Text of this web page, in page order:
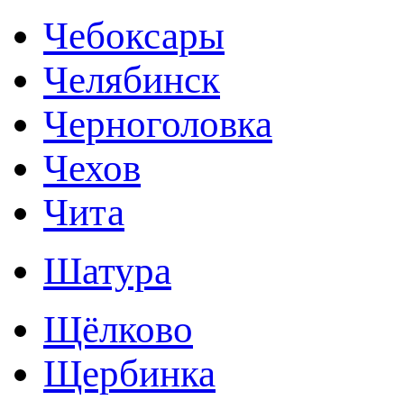
Чебоксары
Челябинск
Черноголовка
Чехов
Чита
Шатура
Щёлково
Щербинка